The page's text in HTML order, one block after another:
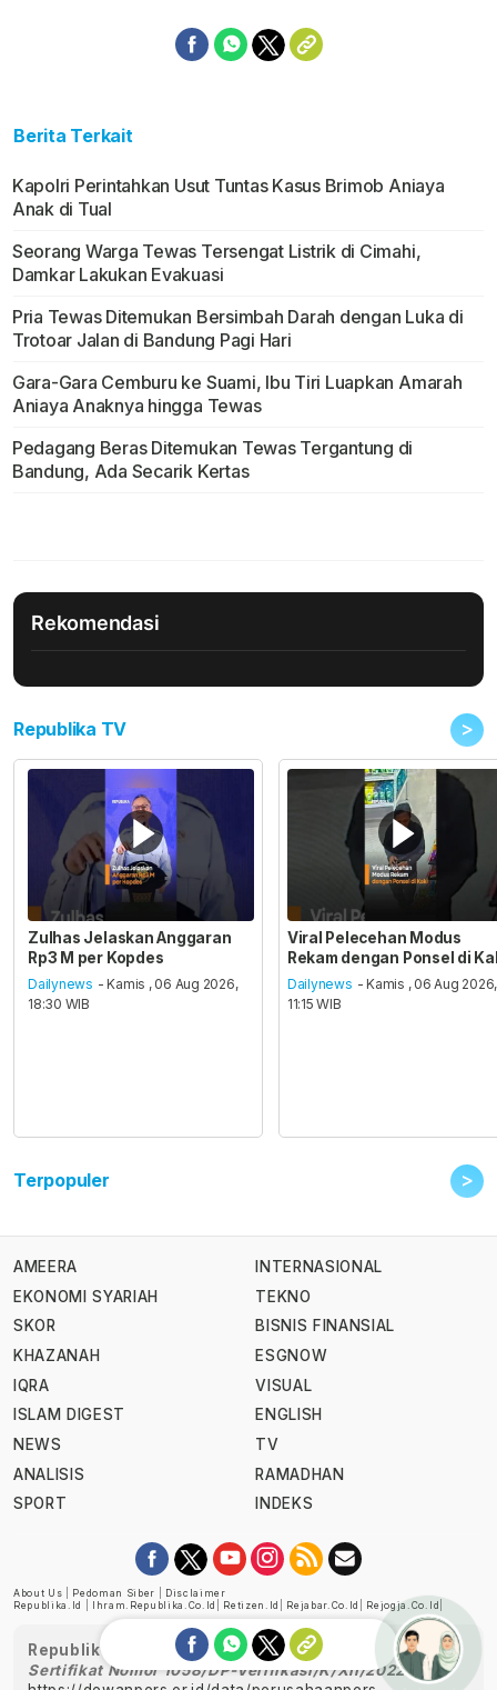
Berita Terkait
Kapolri Perintahkan Usut Tuntas Kasus Brimob Aniaya
Anak di Tual
Seorang Warga Tewas Tersengat Listrik di Cimahi,
Damkar Lakukan Evakuasi
Pria Tewas Ditemukan Bersimbah Darah dengan Luka di
Trotoar Jalan di Bandung Pagi Hari
Gara-Gara Cemburu ke Suami, Ibu Tiri Luapkan Amarah
Aniaya Anaknya hingga Tewas
Pedagang Beras Ditemukan Tewas Tergantung di
Bandung, Ada Secarik Kertas
Rekomendasi
Republika TV >
Zulhas Jelaskan Anggaran
Rp3 M per Kopdes
Dailynews - Kamis , 06 Aug 2026,
18:30 WIB
Viral Pelecehan Modus
Rekam dengan Ponsel di
Dailynews - Kamis , 06 Aug 2026,
11:15 WIB
Terpopuler >
AMEERA
EKONOMI SYARIAH
SKOR
KHAZANAH
IQRA
ISLAM DIGEST
NEWS
ANALISIS
SPORT
INTERNASIONAL
TEKNO
BISNIS FINANSIAL
ESGNOW
VISUAL
ENGLISH
TV
RAMADHAN
INDEKS
About Us Pedoman Siber
Disclaimer
Republika.id
Ihram.republika.co.id Retizen.id Rejabar.co.id Rejogja.co.id
Republika telah diverifikasi oleh Dewan Pers
Sertifikat Nomor 1058/DP-Verifikasi/K/XII/2022